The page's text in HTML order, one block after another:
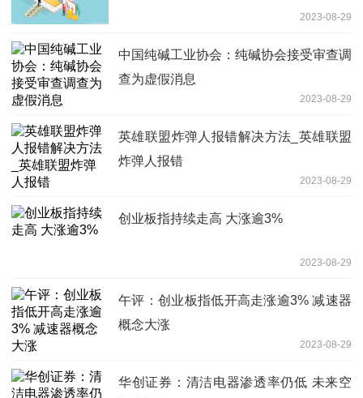
2023-08-29
中国纯碱工业协会：纯碱协会接受审查调
查为虚假消息
2023-08-29
英雄联盟炸弹人报错解决方法_英雄联盟
炸弹人报错
2023-08-29
创业板指持续走高 大涨逾3%
2023-08-29
午评：创业板指低开高走涨逾3% 减速器
概念大涨
2023-08-29
华创证券：清洁电器渗透率仍低 未来空